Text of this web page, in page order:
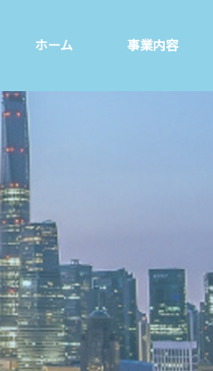
ホーム 事業内容